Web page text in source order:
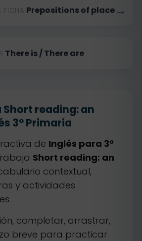
There is / There are
FICHA Prepositions of place →
reading: an
3º Primaria
de Inglés para 3º
Short reading: an
contextual,
y actividades
completar, arrastrar,
breve para practicar